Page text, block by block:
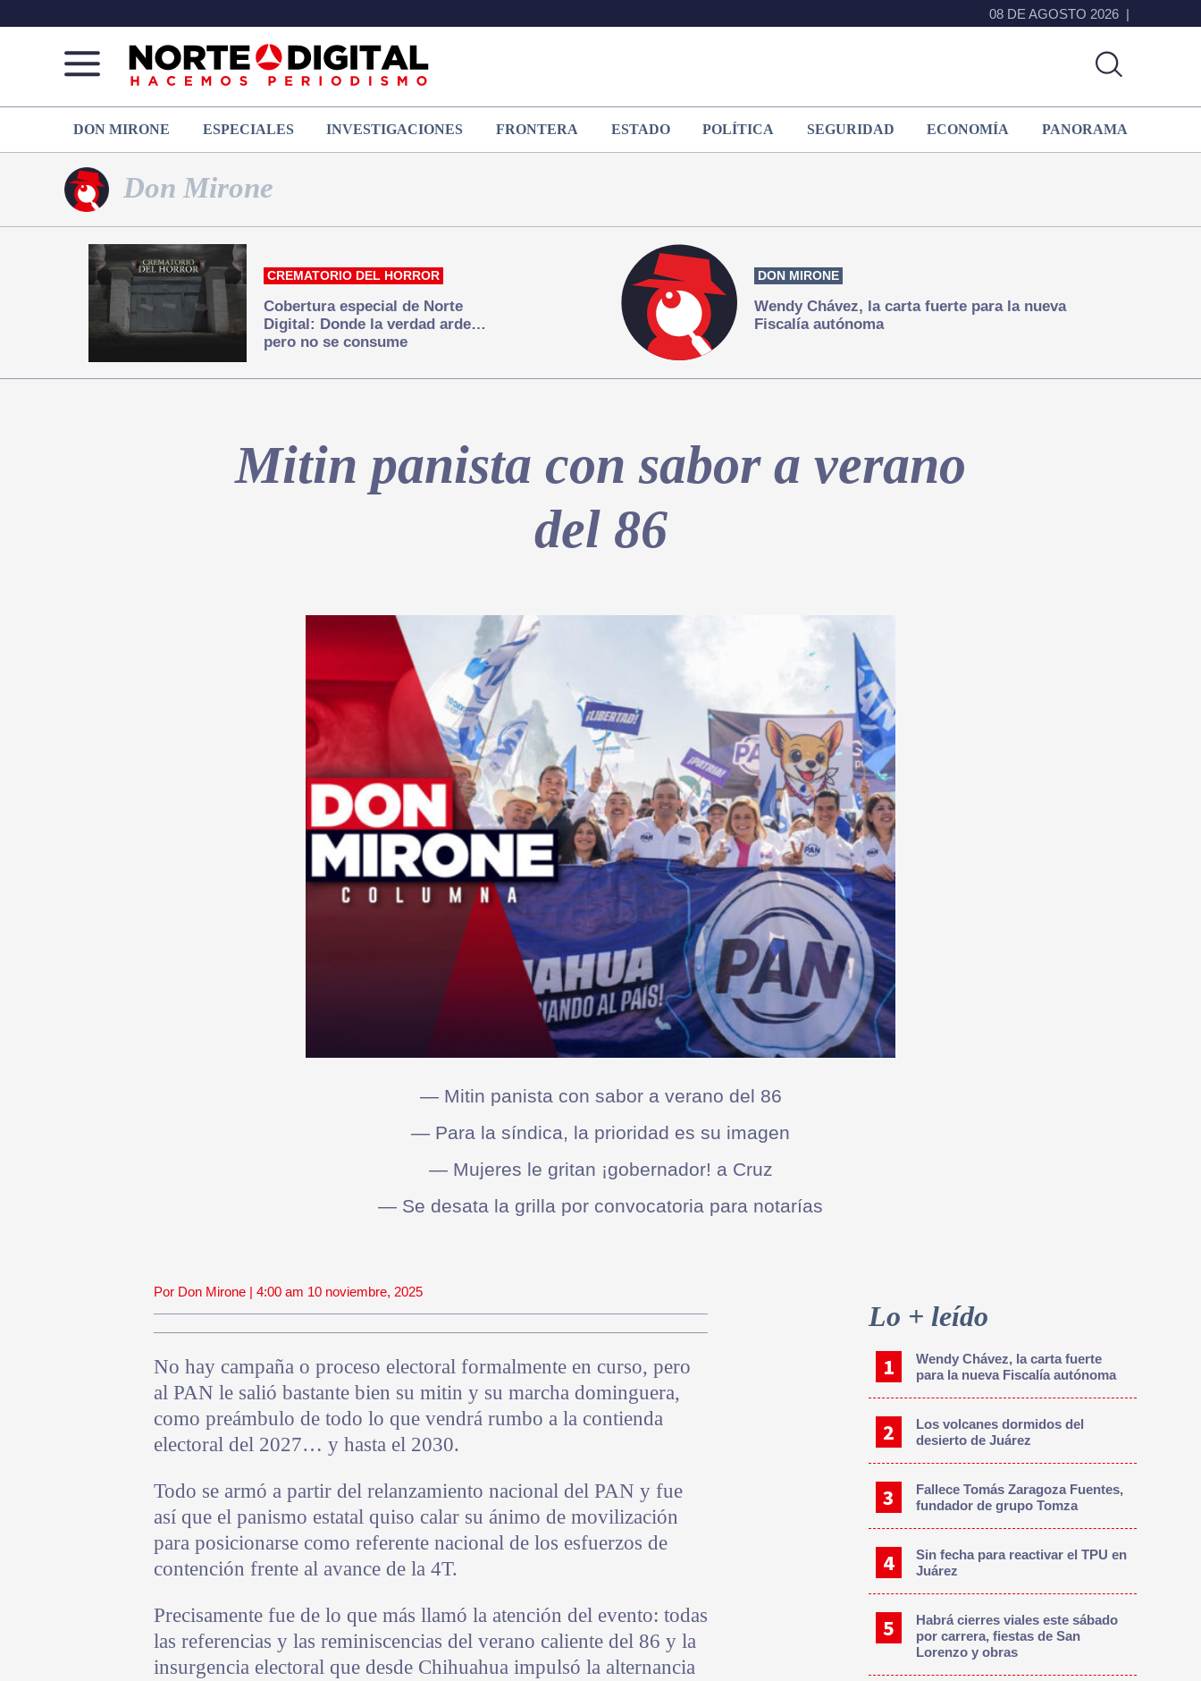
08 DE AGOSTO 2026
de
Ciudad
que
noticias,
hacemos periodismo
DON MIRONE ESPECIALES INVESTIGACIONES FRONTERA ESTADO POLÍTICA SEGURIDAD ECONOMÍA PANORAMA
Don Mirone
CREMATORIO DEL HORROR
Cobertura especial de Norte
Digital: Donde la verdad arde…
pero no se consume
DON MIRONE
Wendy Chávez, la carta fuerte para la nueva
Fiscalía autónoma
Mitin panista con sabor a verano
del 86
— Mitin panista con sabor a verano del 86
— Para la síndica, la prioridad es su imagen
— Mujeres le gritan ¡gobernador! a Cruz
— Se desata la grilla por convocatoria para notarías
Por Don Mirone | 4:00 am 10 noviembre, 2025
No hay campaña o proceso electoral formalmente en curso, pero
al PAN le salió bastante bien su mitin y su marcha dominguera,
como preámbulo de todo lo que vendrá rumbo a la contienda
electoral del 2027… y hasta el 2030.
Todo se armó a partir del relanzamiento nacional del PAN y fue
así que el panismo estatal quiso calar su ánimo de movilización
para posicionarse como referente nacional de los esfuerzos de
contención frente al avance de la 4T.
Precisamente fue de lo que más llamó la atención del evento: todas
las referencias y las reminiscencias del verano caliente del 86 y la
insurgencia electoral que desde Chihuahua impulsó la alternancia
Sidebar
Lo + leído
Wendy Chávez, la carta fuerte
para la nueva Fiscalía autónoma
Los volcanes dormidos del
desierto de Juárez
Fallece Tomás Zaragoza Fuentes,
fundador de grupo Tomza
Sin fecha para reactivar el TPU en
Juárez
Habrá cierres viales este sábado
por carrera, fiestas de San
Lorenzo y obras